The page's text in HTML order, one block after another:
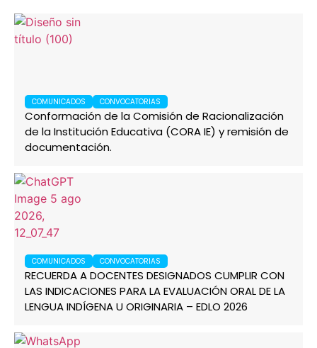
COMUNICADOS CONVOCATORIAS
Conformación de la Comisión de Racionalización
de la Institución Educativa (CORA IE) y remisión de
documentación.
COMUNICADOS CONVOCATORIAS
RECUERDA A DOCENTES DESIGNADOS CUMPLIR CON
LAS INDICACIONES PARA LA EVALUACIÓN ORAL DE LA
LENGUA INDÍGENA U ORIGINARIA – EDLO 2026